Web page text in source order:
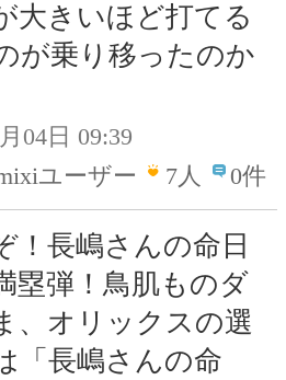
大きいほど打てる
が乗り移ったのか
04日 09:39
ユーザー
7人 0件
！長嶋さんの命日
塁弾！鳥肌ものダ
オリックスの選
「長嶋さんの命